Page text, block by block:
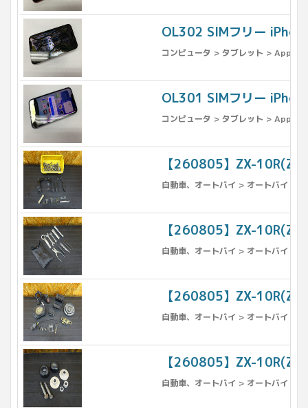
OL302 SIMフリー
コンピュータ > タブレット > Apple
OL301 SIMフリー
コンピュータ > タブレット > Apple
【260805】ZX-
自動車、オートバイ > オートバイ >
【260805】ZX-
自動車、オートバイ > オートバイ >
【260805】ZX-
自動車、オートバイ > オートバイ >
【260805】ZX-
自動車、オートバイ > オートバイ >